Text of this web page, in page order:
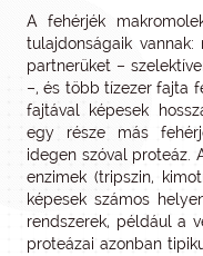
A fehérjék
tulajdonságaik
partnerüket –
–, és több tízezer fajta
fajtával képesek
egy része más
idegen szóval proteáz.
enzimek (tripszin,
képesek számos
rendszerek, például a
proteázai azonban